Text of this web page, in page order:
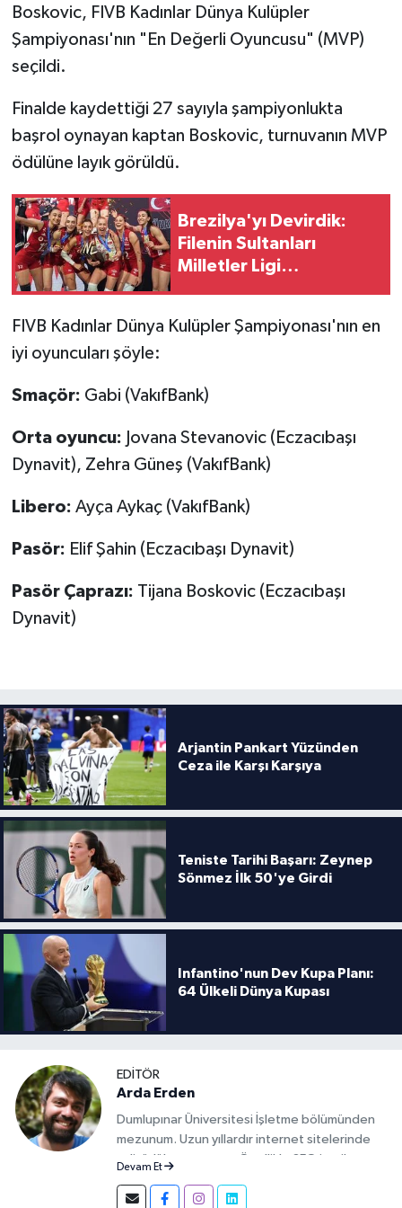
Boskovic, FIVB Kadınlar Dünya Kulüpler
Şampiyonası'nın "En Değerli Oyuncusu" (MVP)
seçildi.
Finalde kaydettiği 27 sayıyla şampiyonlukta
başrol oynayan kaptan Boskovic, turnuvanın MVP
ödülüne layık görüldü.
Brezilya'yı Devirdik:
Filenin Sultanları
Milletler Ligi
FIVB Kadınlar Dünya Kulüpler Şampiyonası'nın en
iyi oyuncuları şöyle:
Smaçör: Gabi (VakıfBank)
Orta oyuncu: Jovana Stevanovic (Eczacıbaşı
Dynavit), Zehra Güneş (VakıfBank)
Libero: Ayça Aykaç (VakıfBank)
Pasör: Elif Şahin (Eczacıbaşı Dynavit)
Pasör Çaprazı: Tijana Boskovic (Eczacıbaşı
Dynavit)
Arjantin Pankart Yüzünden
Ceza ile Karşı Karşıya
Teniste Tarihi Başarı: Zeynep
Sönmez İlk 50'ye Girdi
Infantino'nun Dev Kupa Planı:
64 Ülkeli Dünya Kupası
EDITÖR
Arda Erden
Dumlupınar Üniversitesi İşletme bölümünden
mezunum. Uzun yıllardır internet sitelerinde
editörlük yapıyorum. Özellikle SEO içerik
Devam Et
Türkiye Basketbol Ligi
Diğer Basketbol Ligleri
Atletizm
Hentbol
At Yarışı
Bisiklet
Boks
Güreş
Halter
Motor Sporları
Su Sporları